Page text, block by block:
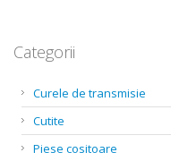
Categorii
Curele de transmisie
Cutite
Piese cositoare